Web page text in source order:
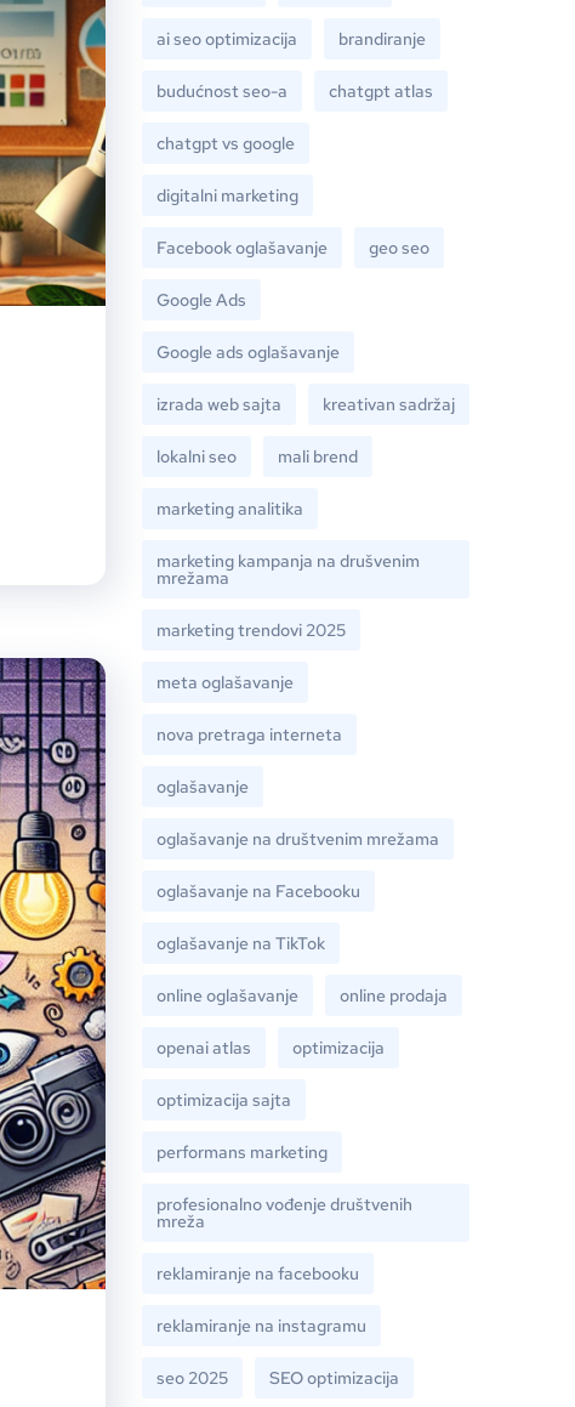
ai seo optimizacija brandiranje
budućnost seo-a chatgpt atlas
chatgpt vs google
digitalni marketing
Facebook oglašavanje geo seo
Google Ads
Google ads oglašavanje
izrada web sajta kreativan sadržaj
lokalni seo mali brend
marketing analitika
marketing kampanja na drušvenim
mrežama
marketing trendovi 2025
meta oglašavanje
nova pretraga interneta
oglašavanje
oglašavanje na društvenim mrežama
oglašavanje na Facebooku
oglašavanje na TikTok
online oglašavanje online prodaja
openai atlas optimizacija
optimizacija sajta
performans marketing
profesionalno vođenje društvenih
mreža
reklamiranje na facebooku
reklamiranje na instagramu
seo 2025 SEO optimizacija